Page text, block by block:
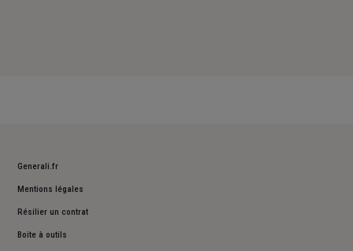
Generali.fr
Mentions légales
Résilier un contrat
Boite à outils